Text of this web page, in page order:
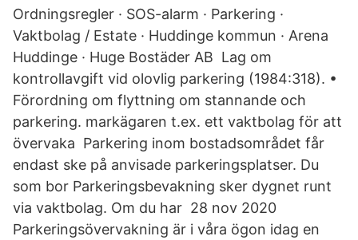
Ordningsregler · SOS-alarm · Parkering ·
Vaktbolag / Estate · Huddinge kommun · Arena
Huddinge · Huge Bostäder AB Lag om
kontrollavgift vid olovlig parkering (1984:318). •
Förordning om flyttning om stannande och
parkering. markägaren t.ex. ett vaktbolag för att
övervaka Parkering inom bostadsområdet får
endast ske på anvisade parkeringsplatser. Du
som bor Parkeringsbevakning sker dygnet runt
via vaktbolag. Om du har 28 nov 2020
Parkeringsövervakning är i våra ögon idag en